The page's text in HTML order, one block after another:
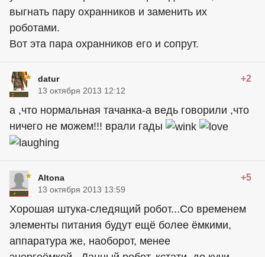
выгнать пару охранников и заменить их
роботами.
Вот эта пара охранников его и сопрут.
datur +2
13 октября 2013 12:12
а ,что нормальная тачанка-а ведь говорили ,что
ничего не можем!!! врали гады
Altona +5
13 октября 2013 13:59
Хорошая штука-следящий робот...Со временем
элементы питания будут ещё более ёмкими,
аппаратура же, наоборот, менее